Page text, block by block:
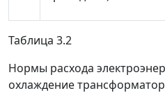
Таблица 3.2
Нормы расхода
охлаждение